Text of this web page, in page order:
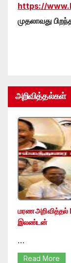
https://
முதலாவது
அறிவித்தல்கள்
மரண அறிவித்தல்
இலண்டன்
…
Read More